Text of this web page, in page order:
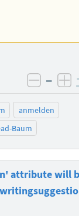
–
anmelden
Baum
attribute will